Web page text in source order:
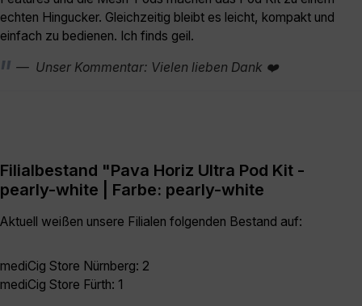
echten Hingucker. Gleichzeitig bleibt es leicht, kompakt und
einfach zu bedienen. Ich finds geil.
Unser Kommentar: Vielen lieben Dank ❤️
Filialbestand "Pava Horiz Ultra Pod Kit -
pearly-white | Farbe: pearly-white
Aktuell weißen unsere Filialen folgenden Bestand auf:
mediCig Store Nürnberg: 2
mediCig Store Fürth: 1